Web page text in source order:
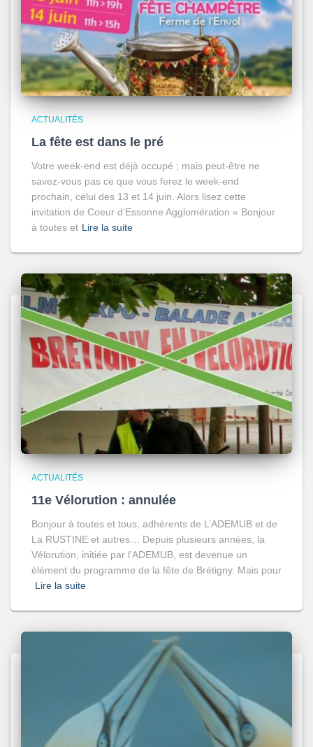
ACTUALITÉS
La fête est dans le pré
Votre week-end est déjà occupé ; mais peut-être ne
savez-vous pas ce que vous ferez le week-end
prochain, celui des 13 et 14 juin. Alors lisez cette
invitation de Coeur d’Essonne Agglomération « Bonjour
à toutes et Lire la suite
ACTUALITÉS
11e Vélorution : annulée
Bonjour à toutes et tous, adhérents de L’ADEMUB et de
La RUSTINE et autres… Depuis plusieurs années, la
Vélorution, initiée par l’ADEMUB, est devenue un
élément du programme de la fête de Brétigny. Mais pour
Lire la suite